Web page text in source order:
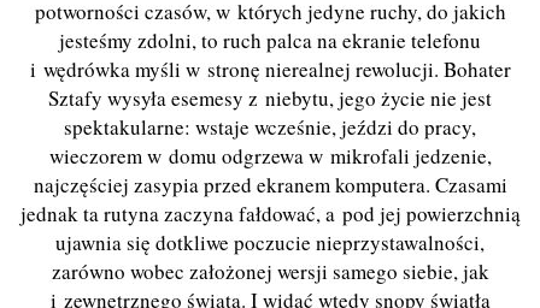
potworności czasów, w których jedyne ruchy, do jakich
jesteśmy zdolni, to ruch palca na ekranie telefonu
i wędrówka myśli w stronę nierealnej rewolucji. Bohater
Sztafy wysyła esemesy z niebytu, jego życie nie jest
spektakularne: wstaje wcześnie, jeździ do pracy,
wieczorem w domu odgrzewa w mikrofali jedzenie,
najczęściej zasypia przed ekranem komputera. Czasami
jednak ta rutyna zaczyna fałdować, a pod jej powierzchnią
ujawnia się dotkliwe poczucie nieprzystawalności,
zarówno wobec założonej wersji samego siebie, jak
i zewnętrznego świata. I widać wtedy snopy światła